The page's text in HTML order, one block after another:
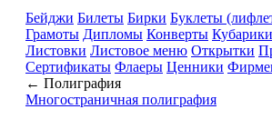
Бейджи Билеты Бирки Буклеты
Грамоты Дипломы Конверты Кубарики
Листовки Листовое меню Открытки
Сертификаты Флаеры Ценники
← Полиграфия
Многостраничная полиграфия